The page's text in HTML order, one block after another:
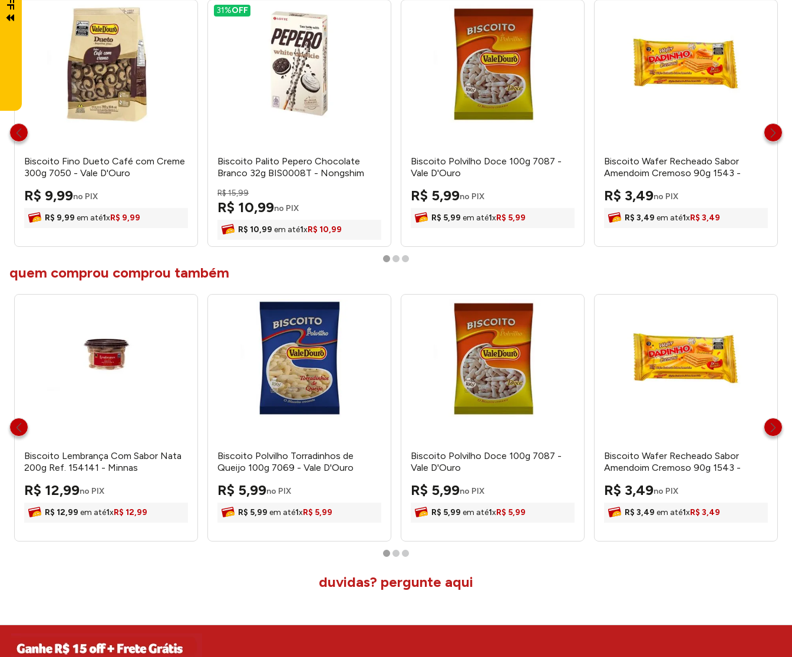
Biscoito Fino Dueto Café com Creme
300g 7050 - Vale D'Ouro
R$ 9,99no PIX
R$ 9,99 em até1xR$ 9,99
31%OFF
Biscoito Palito Pepero Chocolate
Branco 32g BIS0008T - Nongshim
R$15,99
R$ 10,99no PIX
R$ 10,99 em até1xR$ 10,99
Biscoito Polvilho Doce 100g 7087 -
Vale D'Ouro
R$ 5,99no PIX
R$ 5,99 em até1xR$ 5,99
Biscoito Wafer Recheado Sabor
Amendoim Cremoso 90g 1543 -
R$ 3,49no PIX
R$ 3,49 em até1xR$ 3,49
quem comprou comprou também
Biscoito Lembrança Com Sabor Nata
200g Ref. 154141 - Minnas
R$ 12,99no PIX
R$ 12,99 em até1xR$ 12,99
Biscoito Polvilho Torradinhos de
Queijo 100g 7069 - Vale D'Ouro
R$ 5,99no PIX
R$ 5,99 em até1xR$ 5,99
Biscoito Polvilho Doce 100g 7087 -
Vale D'Ouro
R$ 5,99no PIX
R$ 5,99 em até1xR$ 5,99
Biscoito Wafer Recheado Sabor
Amendoim Cremoso 90g 1543 -
R$ 3,49no PIX
R$ 3,49 em até1xR$ 3,49
duvidas? pergunte aqui